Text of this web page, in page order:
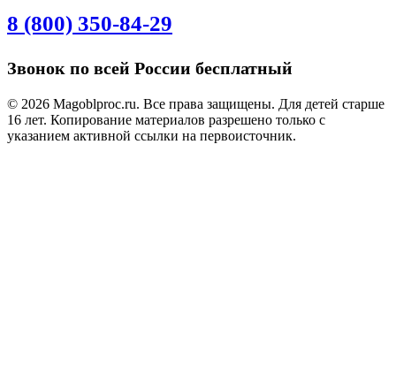
8 (800) 350-84-29
Звонок по всей России бесплатный
© 2026 Magoblproc.ru. Все права защищены. Для детей старше
16 лет. Копирование материалов разрешено только с
указанием активной ссылки на первоисточник.